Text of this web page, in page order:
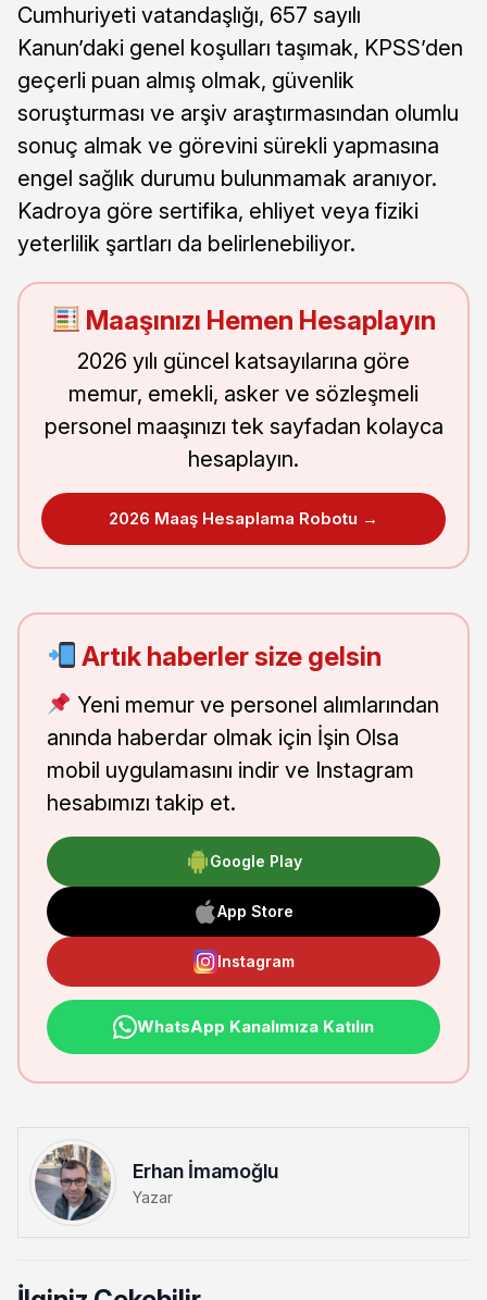
Cumhuriyeti vatandaşlığı, 657 sayılı
Kanun’daki genel koşulları taşımak, KPSS’den
geçerli puan almış olmak, güvenlik
soruşturması ve arşiv araştırmasından olumlu
sonuç almak ve görevini sürekli yapmasına
engel sağlık durumu bulunmamak aranıyor.
Kadroya göre sertifika, ehliyet veya fiziki
yeterlilik şartları da belirlenebiliyor.
Maaşınızı Hemen Hesaplayın
2026 yılı güncel katsayılarına göre
memur, emekli, asker ve sözleşmeli
personel maaşınızı tek sayfadan kolayca
hesaplayın.
2026 Maaş Hesaplama Robotu →
Artık haberler size gelsin
Yeni memur ve personel alımlarından
anında haberdar olmak için İşin Olsa
mobil uygulamasını indir ve Instagram
hesabımızı takip et.
Google Play
App Store
Instagram
WhatsApp Kanalımıza Katılın
Erhan İmamoğlu
Yazar